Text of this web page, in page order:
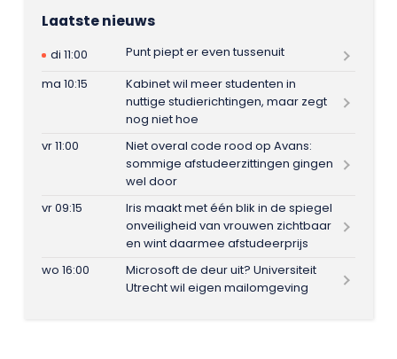
Laatste nieuws
di 11:00
Punt piept er even tussenuit
ma 10:15
Kabinet wil meer studenten in
nuttige studierichtingen, maar zegt
nog niet hoe
vr 11:00
Niet overal code rood op Avans:
sommige afstudeerzittingen gingen
wel door
vr 09:15
Iris maakt met één blik in de spiegel
onveiligheid van vrouwen zichtbaar
en wint daarmee afstudeerprijs
wo 16:00
Microsoft de deur uit? Universiteit
Utrecht wil eigen mailomgeving